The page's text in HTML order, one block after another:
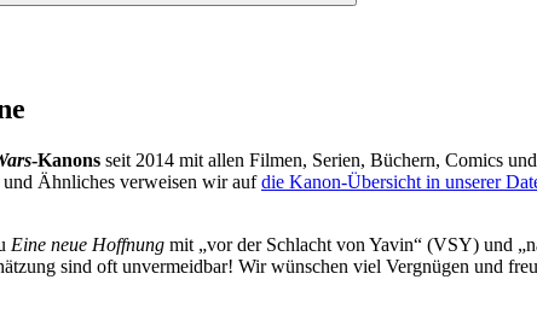
Suchen
-Kanons seit 2014 mit allen Filmen, Serien, Büchern, Comics
Ähnliches verweisen wir aufdie Kanon-Übersicht in unserer
Eine neue Hoffnung mit „vor der Schlacht von Yavin“ (VSY) und
sind oft unvermeidbar! Wir wünschen viel Vergnügen und